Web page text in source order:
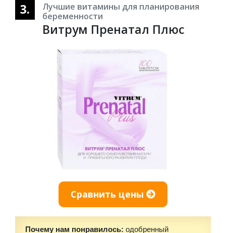
3.
Лучшие витамины для планирования
беременности
Витрум Пренатал Плюс
Сравнить цены
Почему нам понравилось: одобренный